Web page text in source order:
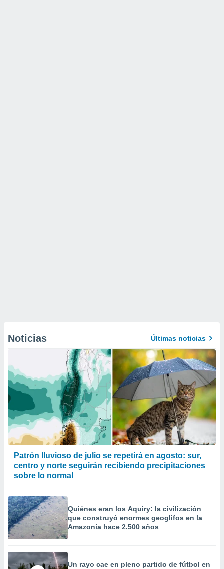
Noticias Últimas noticias
Patrón lluvioso de julio se repetirá en agosto: sur,
centro y norte seguirán recibiendo precipitaciones
sobre lo normal
Quiénes eran los Aquiry: la civilización
que construyó enormes geoglifos en la
Amazonía hace 2.500 años
Un rayo cae en pleno partido de fútbol en